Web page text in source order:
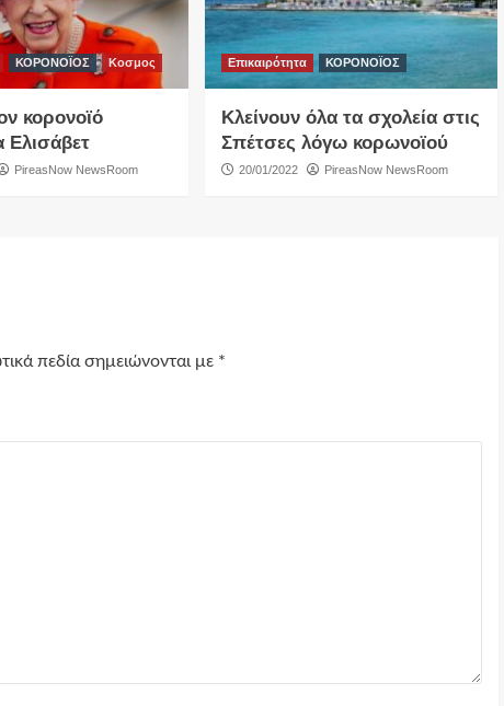
ΚΟΡΟΝΟΪΟΣ Κοσμος
κορονοϊό
Ελισάβετ
PireasNow NewsRoom
Επικαιρότητα ΚΟΡΟΝΟΪΟΣ
Κλείνουν όλα τα σχολεία στις
Σπέτσες λόγω κορωνοϊού
20/01/2022 PireasNow NewsRoom
πεδία σημειώνονται με *